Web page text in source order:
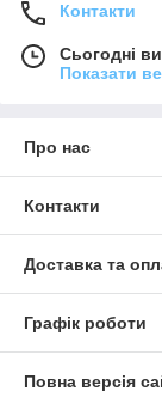
Контакти
Сьогодні
Показати
Про нас
Контакти
Доставка та
Графік роботи
Повна версія